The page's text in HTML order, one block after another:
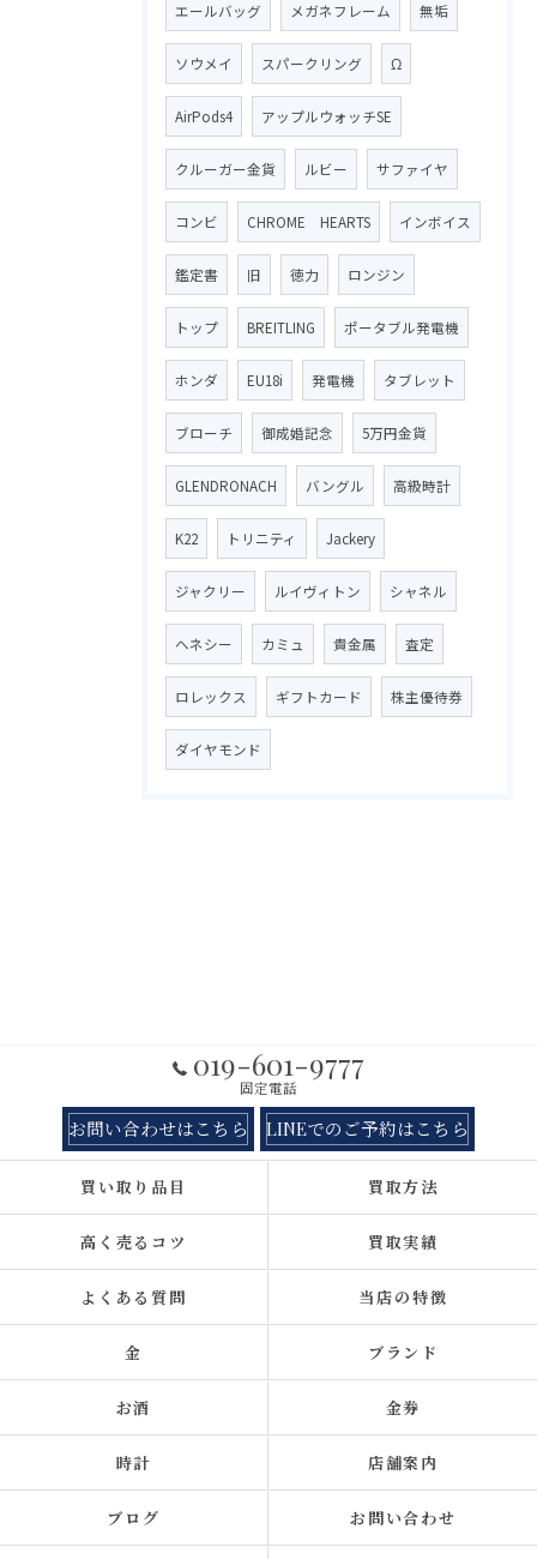
エールバッグ メガネフレーム 無垢
ソウメイ スパークリング Ω
AirPods4 アップルウォッチSE
クルーガー金貨 ルビー サファイヤ
コンビ CHROME HEARTS インボイス
鑑定書 旧 徳力 ロンジン
トップ BREITLING ポータブル発電機
ホンダ EU18i 発電機 タブレット
ブローチ 御成婚記念 5万円金貨
GLENDRONACH バングル 高級時計
K22 トリニティ Jackery
ジャクリー ルイヴィトン シャネル
ヘネシー カミュ 貴金属 査定
ロレックス ギフトカード 株主優待券
ダイヤモンド
019-601-9777
固定電話
お問い合わせはこちら LINEでのご予約はこちら
買い取り品目 買取方法
高く売るコツ 買取実績
よくある質問 当店の特徴
金 ブランド
お酒 金券
時計 店舗案内
ブログ お問い合わせ